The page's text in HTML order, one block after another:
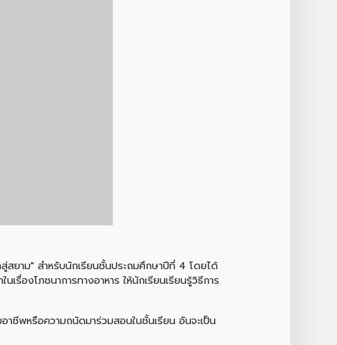
สยาม" สำหรับนักเรียนชั้นประถมศึกษาปีที่ 4 โดยได้
องโภชนาการทางอาหาร ให้นักเรียนเรียนรู้วิธีการ
ชีพหรือความถนัดมาร่วมสอนในชั้นเรียน อันจะเป็น